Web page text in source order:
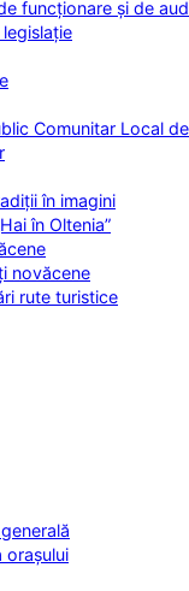
funcționare și de
Comunitar Local
în imagini
în Oltenia”
novăcene
rute turistice
orașului